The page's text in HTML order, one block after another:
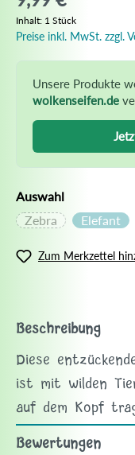
Inhalt: 1 Stück
Preise inkl. MwSt. zzgl.
Unsere Produkte
wolkenseifen.de
Auswahl
Zebra
Elefant
Zum Merkzettel
Beschreibung
Diese
ist mit wilden
auf dem Kopf
Bewertungen